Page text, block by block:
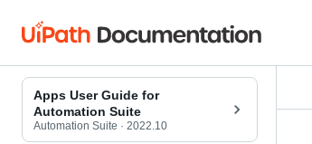
Apps User Guide for
Automation Suite
Automation Suite · 2022.10